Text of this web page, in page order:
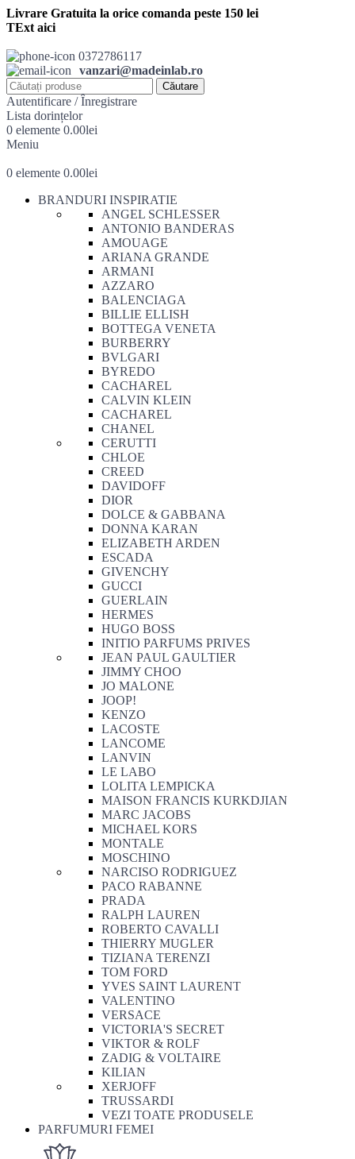
Livrare Gratuita la orice comanda peste 150 lei
TExt aici
0372786117
vanzari@madeinlab.ro
Căutare
Autentificare / Înregistrare
Lista dorințelor
0 elemente 0.00lei
Meniu
0 elemente 0.00lei
BRANDURI INSPIRATIE
ANGEL SCHLESSER
ANTONIO BANDERAS
AMOUAGE
ARIANA GRANDE
ARMANI
AZZARO
BALENCIAGA
BILLIE ELLISH
BOTTEGA VENETA
BURBERRY
BVLGARI
BYREDO
CACHAREL
CALVIN KLEIN
CACHAREL
CHANEL
CERUTTI
CHLOE
CREED
DAVIDOFF
DIOR
DOLCE & GABBANA
DONNA KARAN
ELIZABETH ARDEN
ESCADA
GIVENCHY
GUCCI
GUERLAIN
HERMES
HUGO BOSS
INITIO PARFUMS PRIVES
JEAN PAUL GAULTIER
JIMMY CHOO
JO MALONE
JOOP!
KENZO
LACOSTE
LANCOME
LANVIN
LE LABO
LOLITA LEMPICKA
MAISON FRANCIS KURKDJIAN
MARC JACOBS
MICHAEL KORS
MONTALE
MOSCHINO
NARCISO RODRIGUEZ
PACO RABANNE
PRADA
RALPH LAUREN
ROBERTO CAVALLI
THIERRY MUGLER
TIZIANA TERENZI
TOM FORD
YVES SAINT LAURENT
VALENTINO
VERSACE
VICTORIA'S SECRET
VIKTOR & ROLF
ZADIG & VOLTAIRE
KILIAN
XERJOFF
TRUSSARDI
VEZI TOATE PRODUSELE
PARFUMURI FEMEI